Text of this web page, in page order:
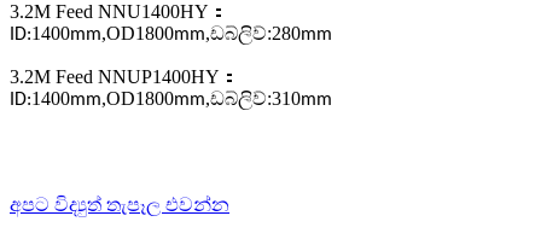
3.2M Feed NNU1400HY ：
ID:1400mm,OD1800mm,ඩබ්ලිව්:280mm
3.2M Feed NNUP1400HY ：
ID:1400mm,OD1800mm,ඩබ්ලිව්:310mm
අපට විද්‍යුත් තැපෑල එවන්න